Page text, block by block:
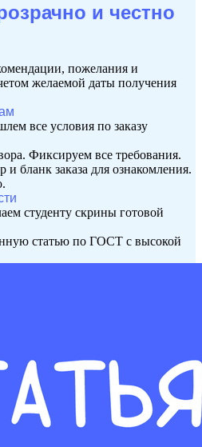
и честно
пожелания и
желаемой даты получения
все условия по заказу
Фиксируем все требования.
бланк заказа для ознакомления.
студенту скрины готовой
статью по ГОСТ с высокой